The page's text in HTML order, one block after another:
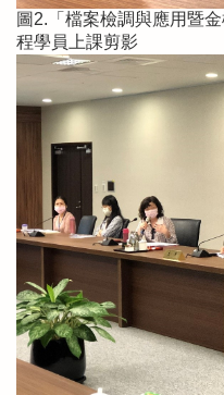
圖2.「檔案檢調與應用暨
程學員上課剪影